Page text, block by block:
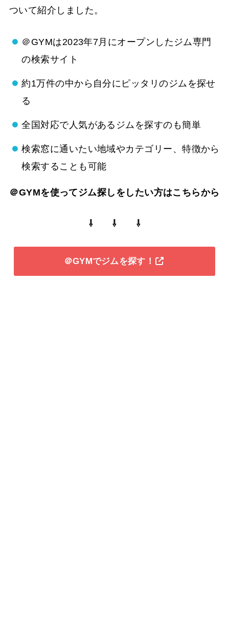
ついて紹介しました。
＠GYMは2023年7月にオープンしたジム専門
の検索サイト
約1万件の中から自分にピッタリのジムを探せ
る
全国対応で人気があるジムを探すのも簡単
検索窓に通いたい地域やカテゴリー、特徴から
検索することも可能
＠GYMを使ってジム探しをしたい方はこちらから
⇩ ⇩ ⇩
＠GYMでジムを探す！